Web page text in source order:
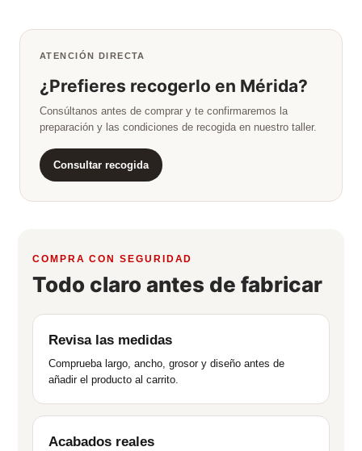
ATENCIÓN DIRECTA
¿Prefieres recogerlo en Mérida?
Consúltanos antes de comprar y te confirmaremos la
preparación y las condiciones de recogida en nuestro taller.
Consultar recogida
COMPRA CON SEGURIDAD
Todo claro antes de fabricar
Revisa las medidas
Comprueba largo, ancho, grosor y diseño antes de
añadir el producto al carrito.
Acabados reales